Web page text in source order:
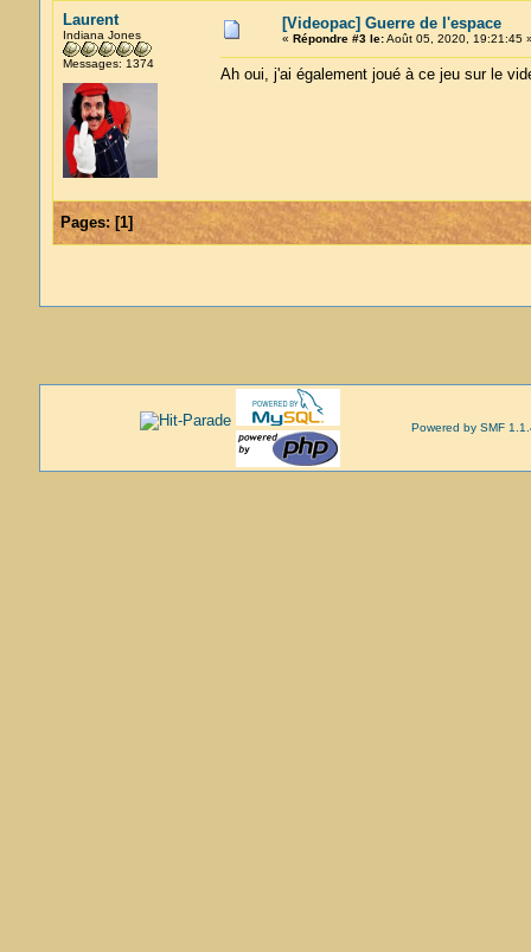
Laurent
Indiana Jones
Messages: 1374
[Videopac] Guerre de l'espace
« Répondre #3 le:Août 05, 2020, 19:21:45
Ah oui, j'ai également joué à ce jeu sur le
Pages:[1]
Powered by SMF